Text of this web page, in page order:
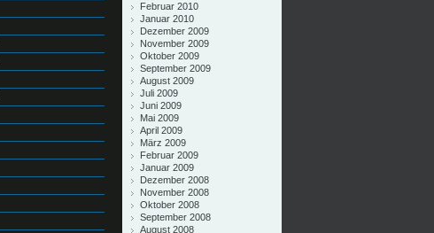
Februar 2010
Januar 2010
Dezember 2009
November 2009
Oktober 2009
September 2009
August 2009
Juli 2009
Juni 2009
Mai 2009
April 2009
März 2009
Februar 2009
Januar 2009
Dezember 2008
November 2008
Oktober 2008
September 2008
August 2008